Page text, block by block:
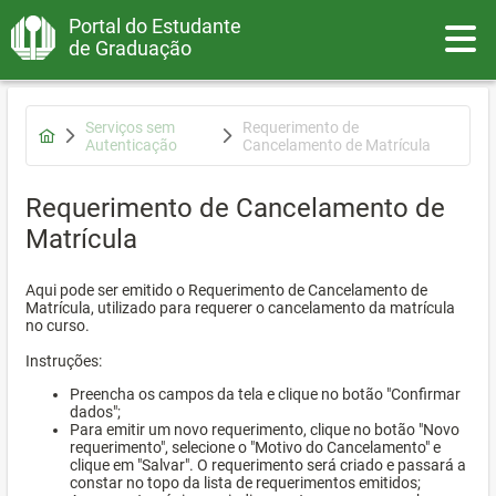
Portal do Estudante
de Graduação
Serviços sem
Autenticação
Requerimento de
Cancelamento de Matrícula
Requerimento de Cancelamento de
Matrícula
Aqui pode ser emitido o Requerimento de Cancelamento de
Matrícula, utilizado para requerer o cancelamento da matrícula
no curso.
Instruções:
Preencha os campos da tela e clique no botão "Confirmar
dados";
Para emitir um novo requerimento, clique no botão "Novo
requerimento", selecione o "Motivo do Cancelamento" e
clique em "Salvar". O requerimento será criado e passará a
constar no topo da lista de requerimentos emitidos;